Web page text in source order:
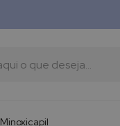
Minoxicapil